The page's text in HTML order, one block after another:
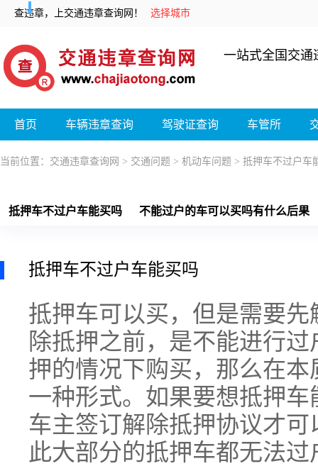
查违章，上交通违章查询网！ 选择城市
一站式全国交通
首页 车辆违章查询 驾驶证查询 车管所
当前位置： 交通违章查询网 > 交通问题 > 机动车问题 > 抵押车不过户车
抵押车不过户车能买吗 不能过户的车可以买吗有什么后果
抵押车不过户车能买吗
抵押车可以买，但是需要
除抵押之前，是不能进行
押的情况下购买，那么在
一种形式。如果要想抵押
车主签订解除抵押协议才
此大部分的抵押车都无法过